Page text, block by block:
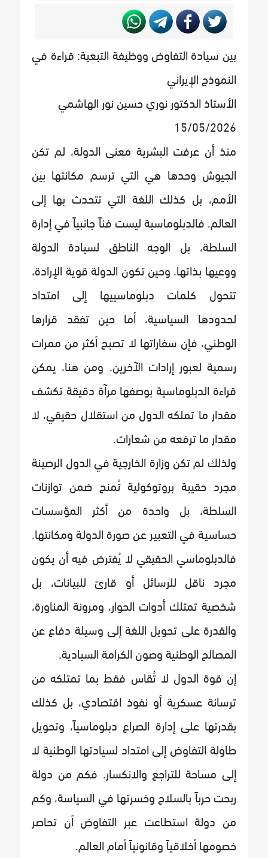
بين سيادة التفاوض ووظيفة التبعية: قراءة في
النموذج الإيراني
الأستاذ الدكتور نوري حسين نور الهاشمي
15/05/2026
منذ أن عرفت البشرية معنى الدولة، لم تكن
الجيوش وحدها هي التي ترسم مكانتها بين
الأمم، بل كذلك اللغة التي تتحدث بها إلى
العالم. فالدبلوماسية ليست فناً جانبياً في إدارة
السلطة، بل الوجه الناطق لسيادة الدولة
ووعيها بذاتها. وحين تكون الدولة قوية الإرادة،
تتحول كلمات دبلوماسييها إلى امتداد
لحدودها السياسية، أما حين تفقد قرارها
الوطني، فإن سفاراتها لا تصبح أكثر من ممرات
رسمية لعبور إرادات الآخرين. ومن هنا، يمكن
قراءة الدبلوماسية بوصفها مرآة دقيقة تكشف
مقدار ما تملكه الدول من استقلال حقيقي، لا
مقدار ما ترفعه من شعارات.
ولذلك لم تكن وزارة الخارجية في الدول الرصينة
مجرد حقيبة بروتوكولية تُمنح ضمن توازنات
السلطة، بل واحدة من أكثر المؤسسات
حساسية في التعبير عن صورة الدولة ومكانتها.
فالدبلوماسي الحقيقي لا يُفترض فيه أن يكون
مجرد ناقل للرسائل أو قارئ للبيانات، بل
شخصية تمتلك أدوات الحوار، ومرونة المناورة،
والقدرة على تحويل اللغة إلى وسيلة دفاع عن
المصالح الوطنية وصون الكرامة السيادية.
إن قوة الدول لا تُقاس فقط بما تمتلكه من
ترسانة عسكرية أو نفوذ اقتصادي، بل كذلك
بقدرتها على إدارة الصراع دبلوماسياً، وتحويل
طاولة التفاوض إلى امتداد لسيادتها الوطنية لا
إلى مساحة للتراجع والانكسار. فكم من دولة
ربحت حرباً بالسلاح وخسرتها في السياسة، وكم
من دولة استطاعت عبر التفاوض أن تحاصر
خصومها أخلاقياً وقانونياً أمام العالم.